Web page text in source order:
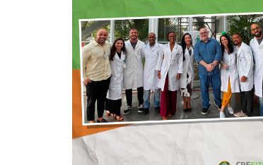
FISIOTERAPEUTAS
DAS UTIs DO
HOSPITAL
ARISTIDES
MALTEZ